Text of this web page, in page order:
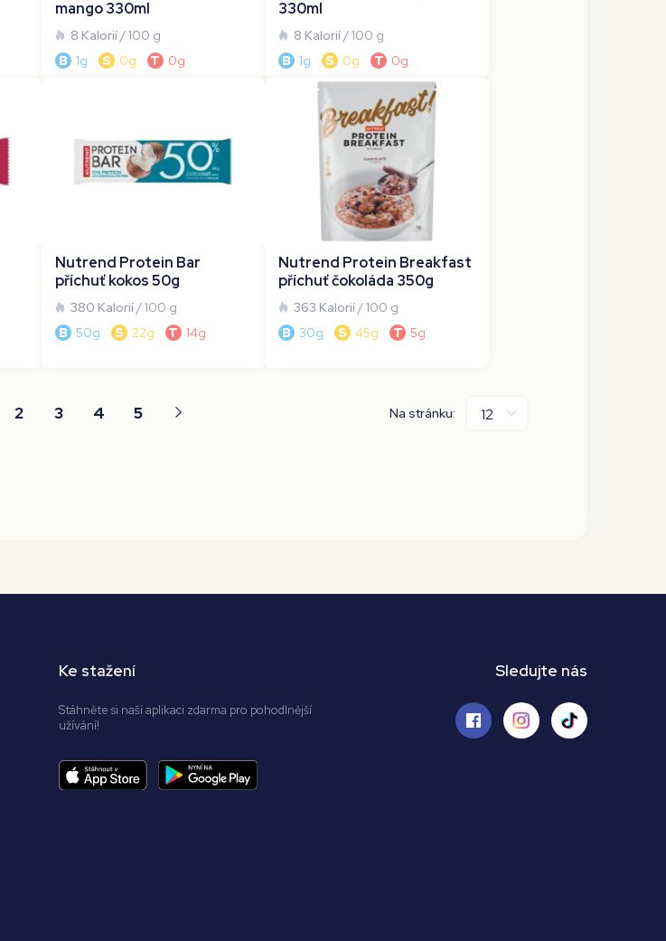
mango 330ml
8 Kalorií/ 100 g
B 1g S 0g T 0g
330ml
8 Kalorií/ 100 g
B 1g S 0g T 0g
Nutrend Protein Bar
příchuť kokos 50g
380 Kalorií/ 100 g
B 50g S 22g T 14g
Nutrend Protein Breakfast
příchuť čokoláda 350g
363 Kalorií/ 100 g
B 30g S 45g T 5g
2 3 4 5 Na stránku:
Ke stažení
Stáhněte si naší aplikaci zdarma pro pohodlnější
užívání!
Sledujte nás